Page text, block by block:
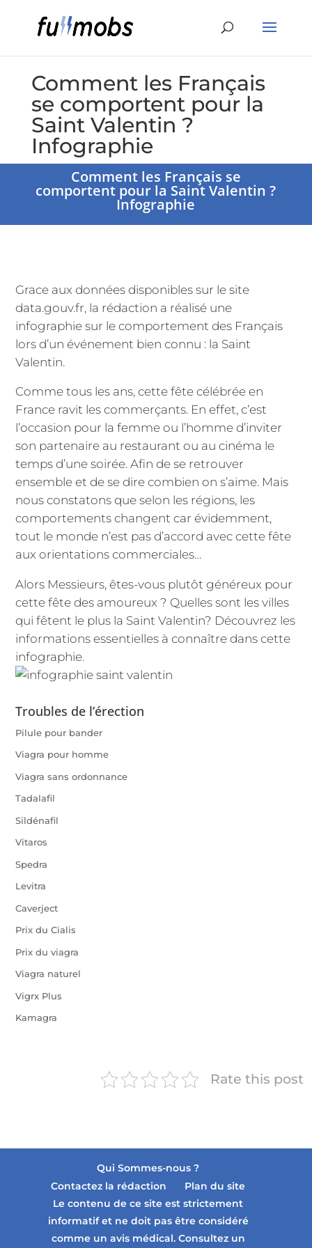
Comment les Français
se comportent pour la
Saint Valentin ?
Infographie
Comment les Français se
comportent pour la Saint Valentin ?
Infographie
Grace aux données disponibles sur le site
data.gouv.fr, la rédaction a réalisé une
infographie sur le comportement des Français
lors d’un événement bien connu : la Saint
Valentin.
Comme tous les ans, cette fête célébrée en
France ravit les commerçants. En effet, c’est
l’occasion pour la femme ou l’homme d’inviter
son partenaire au restaurant ou au cinéma le
temps d’une soirée. Afin de se retrouver
ensemble et de se dire combien on s’aime. Mais
nous constatons que selon les régions, les
comportements changent car évidemment,
tout le monde n’est pas d’accord avec cette fête
aux orientations commerciales…
Alors Messieurs, êtes-vous plutôt généreux pour
cette fête des amoureux ? Quelles sont les villes
qui fêtent le plus la Saint Valentin? Découvrez les
informations essentielles à connaître dans cette
infographie.
Troubles de l’érection
Pilule pour bander
Viagra pour homme
Viagra sans ordonnance
Tadalafil
Sildénafil
Vitaros
Spedra
Levitra
Caverject
Prix du Cialis
Prix du viagra
Viagra naturel
Vigrx Plus
Kamagra
Rate this post
Qui Sommes-nous ?
Contactez la rédaction
Plan du site
Le contenu de ce site est strictement
informatif et ne doit pas être considéré
comme un avis médical. Consultez un